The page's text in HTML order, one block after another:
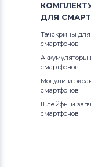
ДЛЯ
Тачскрины для
смартфонов
Аккумуляторы
смартфонов
Модули и
смартфонов
Шлейфы и
смартфонов